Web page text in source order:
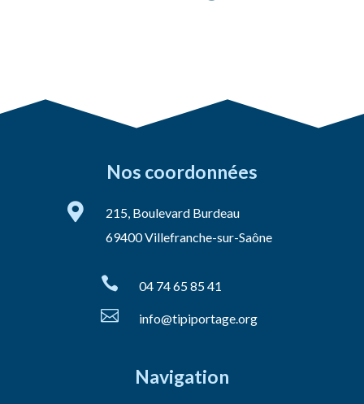
Nos coordonnées

215, Boulevard Burdeau
69400 Villefranche-sur-Saône
 04 74 65 85 41
 info@tipiportage.org
Navigation